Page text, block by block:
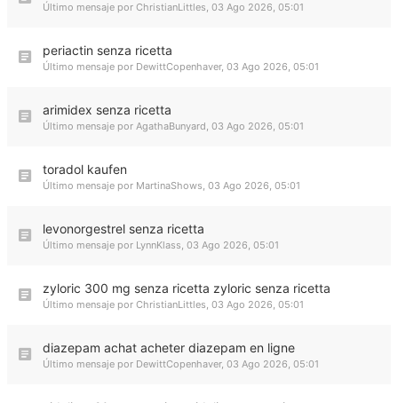
Último mensaje por ChristianLittles, 03 Ago 2026, 05:01
periactin senza ricetta
Último mensaje por DewittCopenhaver, 03 Ago 2026, 05:01
arimidex senza ricetta
Último mensaje por AgathaBunyard, 03 Ago 2026, 05:01
toradol kaufen
Último mensaje por MartinaShows, 03 Ago 2026, 05:01
levonorgestrel senza ricetta
Último mensaje por LynnKlass, 03 Ago 2026, 05:01
zyloric 300 mg senza ricetta zyloric senza ricetta
Último mensaje por ChristianLittles, 03 Ago 2026, 05:01
diazepam achat acheter diazepam en ligne
Último mensaje por DewittCopenhaver, 03 Ago 2026, 05:01